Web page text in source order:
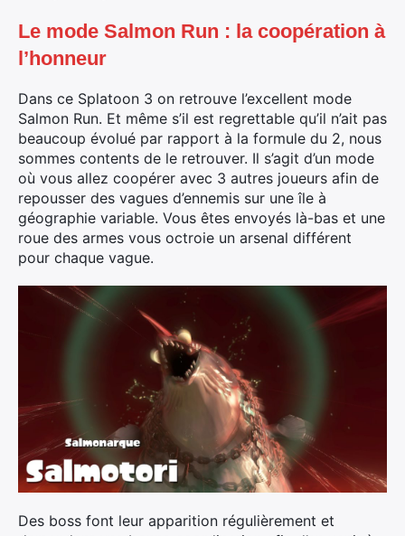
Le mode Salmon Run : la coopération à
l’honneur
Dans ce Splatoon 3 on retrouve l’excellent mode
Salmon Run. Et même s’il est regrettable qu’il n’ait pas
beaucoup évolué par rapport à la formule du 2, nous
sommes contents de le retrouver. Il s’agit d’un mode
où vous allez coopérer avec 3 autres joueurs afin de
repousser des vagues d’ennemis sur une île à
géographie variable. Vous êtes envoyés là-bas et une
roue des armes vous octroie un arsenal différent
pour chaque vague.
Des boss font leur apparition régulièrement et